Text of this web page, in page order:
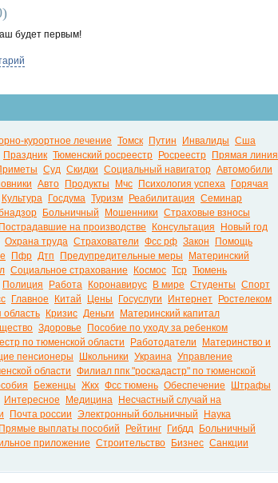
)
будет первым!
курортное лечение Томск Путин Инвалиды Сша
Праздник Тюменский росреестр Росреестр
Прямая линия
Суд Скидки Социальный навигатор Автомобили
Авто Продукты Мчс Психология успеха
Горячая
Культура Госдума Туризм Реабилитация Семинар
Больничный Мошенники Страховые взносы
Пострадавшие на производстве Консультация
Новый год
Охрана труда Страхователи Фсс рф Закон
Помощь
Пфр Дтп Предупредительные меры
Материнский
Социальное страхование Космос Тср Тюмень
Полиция Работа Коронавирус В мире Студенты Спорт
Главное Китай Цены Госуслуги Интернет
Ростелеком
область Кризис Деньги
Материнский капитал
Здоровье
Пособие по уходу за ребенком
по тюменской области
Работодатели
Материнство и
пенсионеры Школьники Украина Управление
области Филиал ппк "роскадастр" по тюменской
Беженцы Жкх Фсс тюмень Обеспечение
Штрафы
Интересное Медицина
Несчастный случай на
Почта россии Электронный больничный
Наука
Прямые выплаты пособий Рейтинг Гибдд
Больничный
приложение Строительство Бизнес Санкции